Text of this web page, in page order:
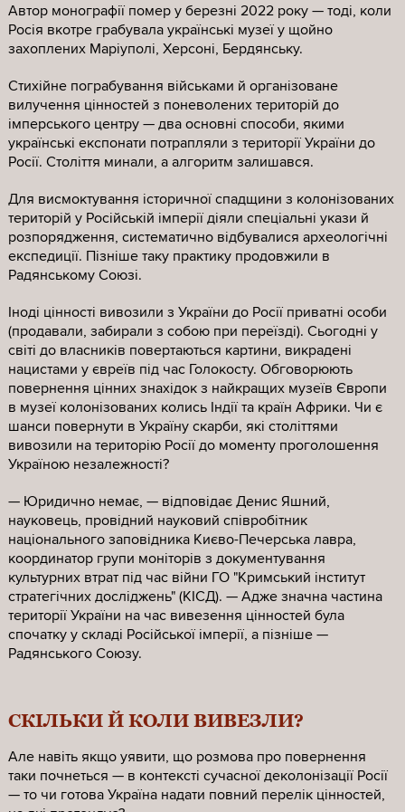
Автор монографії помер у березні 2022 року — тоді, коли
Росія вкотре грабувала українські музеї у щойно
захоплених Маріуполі, Херсоні, Бердянську.
Стихійне пограбування військами й організоване
вилучення цінностей з поневолених територій до
імперського центру — два основні способи, якими
українські експонати потрапляли з території України до
Росії. Століття минали, а алгоритм залишався.
Для висмоктування історичної спадщини з колонізованих
територій у Російській імперії діяли спеціальні укази й
розпорядження, систематично відбувалися археологічні
експедиції. Пізніше таку практику продовжили в
Радянському Союзі.
Іноді цінності вивозили з України до Росії приватні особи
(продавали, забирали з собою при переїзді). Сьогодні у
світі до власників повертаються картини, викрадені
нацистами у євреїв під час Голокосту. Обговорюють
повернення цінних знахідок з найкращих музеїв Європи
в музеї колонізованих колись Індії та країн Африки. Чи є
шанси повернути в Україну скарби, які століттями
вивозили на територію Росії до моменту проголошення
Україною незалежності?
— Юридично немає, — відповідає Денис Яшний,
науковець, провідний науковий співробітник
національного заповідника Києво-Печерська лавра,
координатор групи моніторів з документування
культурних втрат під час війни ГО "Кримський інститут
стратегічних досліджень" (КІСД). — Адже значна частина
території України на час вивезення цінностей була
спочатку у складі Російської імперії, а пізніше —
Радянського Союзу.
СКІЛЬКИ Й КОЛИ ВИВЕЗЛИ?
Але навіть якщо уявити, що розмова про повернення
таки почнеться — в контексті сучасної деколонізації Росії
— то чи готова Україна надати повний перелік цінностей,